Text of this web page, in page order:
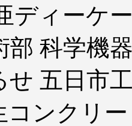
ディーケ
部 科学機
せ 五日市
コンクリ